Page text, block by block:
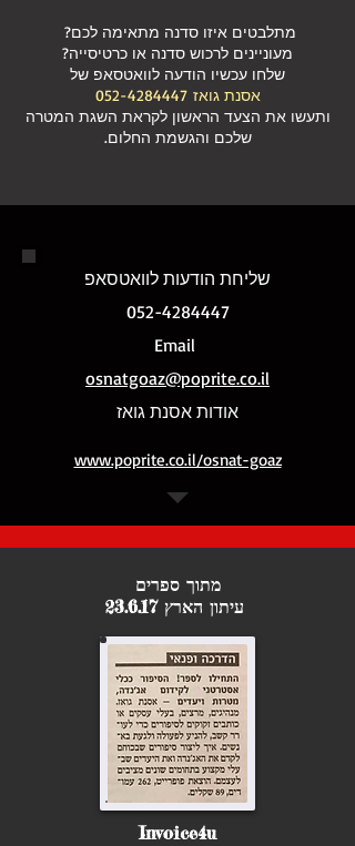
מתלבטים איזו סדנה מתאימה לכם?
מעוניינים לרכוש סדנה או כרטיסייה?
שלחו עכשיו הודעה לוואטסאפ של
אסנת גואז 052-4284447
ותעשו את הצעד הראשון לקראת השגת המטרה
שלכם והגשמת החלום.
שליחת הודעות לוואטסאפ
052-4284447
Email
osnatgoaz@poprite.co.il
אודות אסנת גואז
www.poprite.co.il/osnat-goaz
מתוך ספרים
עיתון הארץ 23.6.17
Invoice4u